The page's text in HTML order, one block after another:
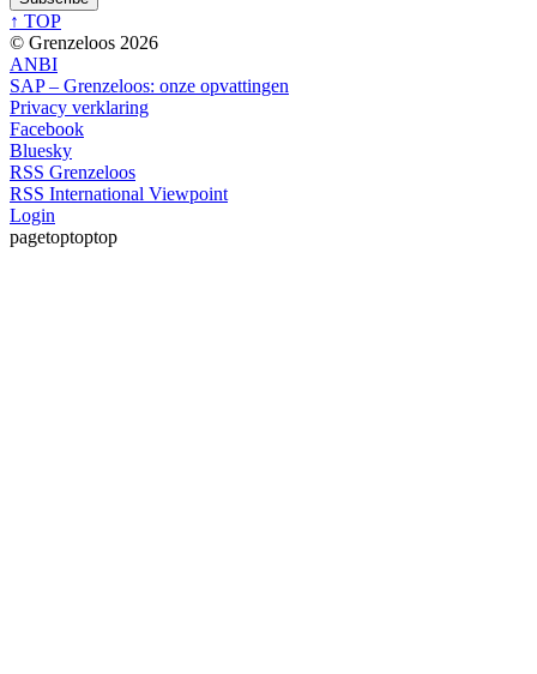
↑ TOP
© Grenzeloos 2026
ANBI
SAP – Grenzeloos: onze opvattingen
Privacy verklaring
Facebook
Bluesky
RSS Grenzeloos
RSS International Viewpoint
Login
pagetoptoptop